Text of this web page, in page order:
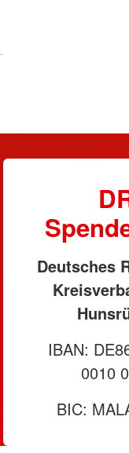
Deutsches
IBAN:
0010
BIC: